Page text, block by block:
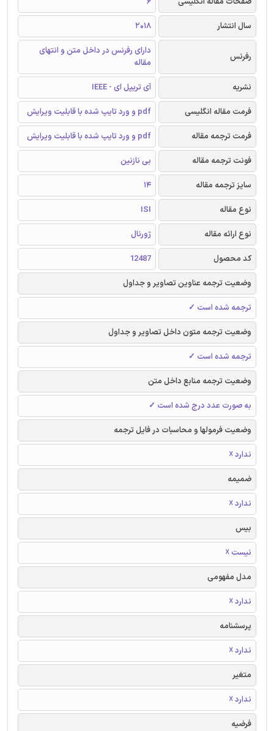
سال انتشار
2018
رفرنس
دارای رفرنس در داخل متن و انتهای
مقاله
نشریه
آی تریپل ای - IEEE
فرمت مقاله انگلیسی
pdf و ورد تایپ شده با قابلیت ویرایش
فرمت ترجمه مقاله
pdf و ورد تایپ شده با قابلیت ویرایش
فونت ترجمه مقاله
بی نازنین
سایز ترجمه مقاله
14
نوع مقاله
ISI
نوع ارائه مقاله
ژورنال
کد محصول
12487
وضعیت ترجمه عناوین تصاویر و جداول
ترجمه شده است ✓
وضعیت ترجمه متون داخل تصاویر و جداول
ترجمه شده است ✓
وضعیت ترجمه منابع داخل متن
به صورت عدد درج شده است ✓
وضعیت فرمولها و محاسبات در فایل ترجمه
ندارد ☓
ضمیمه
ندارد ☓
بیس
نیست ☓
مدل مفهومی
ندارد ☓
پرسشنامه
ندارد ☓
متغیر
ندارد ☓
فرضیه